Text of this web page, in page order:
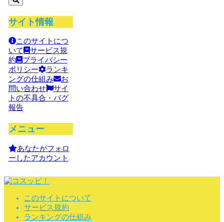
サイト情報
このサイトにつ
いて
サービス規
約
プライバシー
ポリシー
ランキ
ングの仕組み
お
問い合わせ
サイ
トの不具合・バグ
報告
メニュー
あなたがフォロ
ーしたアカウント
このサイトについて
サービス規約
ランキングの仕組み